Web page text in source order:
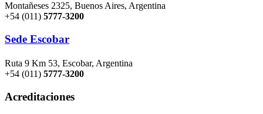
Montañeses 2325, Buenos Aires, Argentina
+54 (011) 5777-3200
Sede Escobar
Ruta 9 Km 53, Escobar, Argentina
+54 (011) 5777-3200
Acreditaciones